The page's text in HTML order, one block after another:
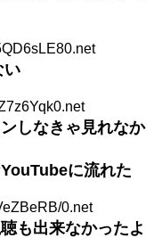
い
しなきゃ見れなか
に流れた
0.net
も出来なかったよ